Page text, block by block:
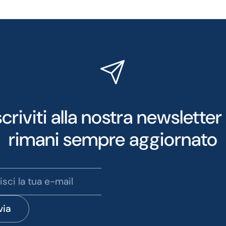
alla nostra newsletter
rimani sempre aggiornato